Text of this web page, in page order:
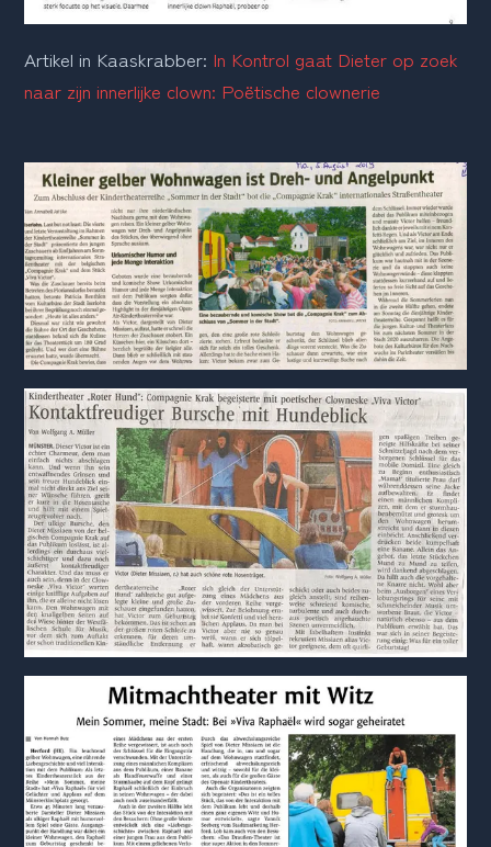
Artikel in Kaaskrabber: In Kontrol gaat Dieter op zoek
naar zijn innerlijke clown: Poëtische clownerie